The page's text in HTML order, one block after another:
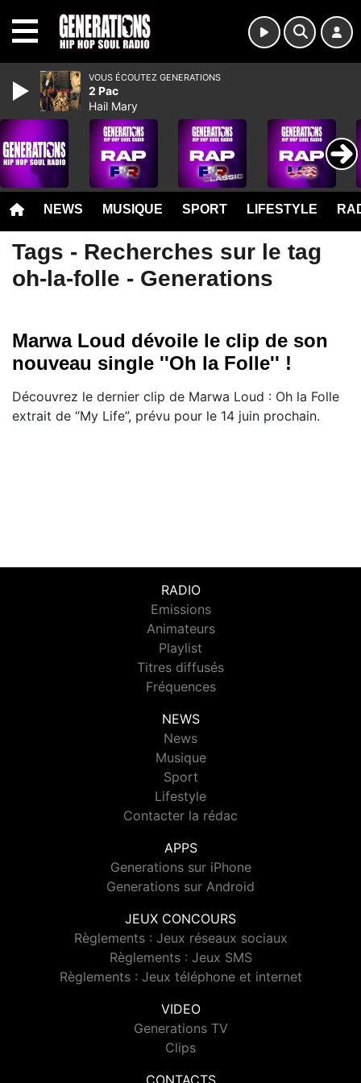
NEWS MUSIQUE SPORT LIFESTYLE
Tags - Recherches sur le tag
oh-la-folle - Generations
Marwa Loud dévoile le clip de son
nouveau single ''Oh la Folle'' !
Découvrez le dernier clip de Marwa Loud : Oh la Folle
extrait de “My Life”, prévu pour le 14 juin prochain.
RADIO
Emissions
Animateurs
Playlist
Titres diffusés
Fréquences
NEWS
News
Musique
Sport
Lifestyle
Contacter la rédac
APPS
Generations sur iPhone
Generations sur Android
JEUX CONCOURS
Règlements : Jeux réseaux sociaux
Règlements : Jeux SMS
Règlements : Jeux téléphone et internet
VIDEO
Generations TV
Clips
VOUS ÉCOUTEZ GENERATIONS
2 Pac
Hail Mary